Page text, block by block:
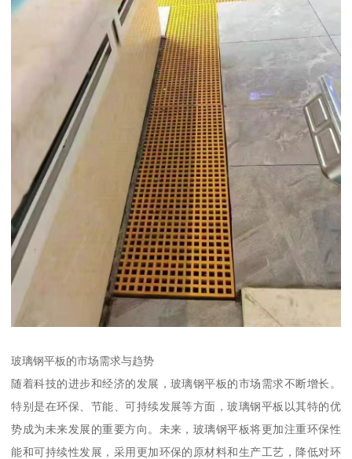
玻璃钢平板的市场需求与趋势
随着科技的进步和经济的发展，玻璃钢平板的市场需求不断增长。
特别是在环保、节能、可持续发展等方面，玻璃钢平板以其特的优
势成为未来发展的重要方向。未来，玻璃钢平板将更加注重环保性
能和可持续性发展，采用更加环保的原材料和生产工艺，降低对环